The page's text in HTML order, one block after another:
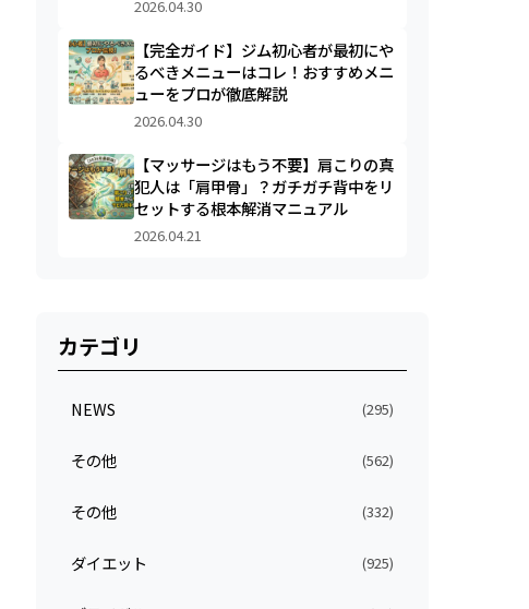
2026.04.30
【完全ガイド】ジム初心者が最初にや
るべきメニューはコレ！おすすめメニ
ューをプロが徹底解説
2026.04.30
【マッサージはもう不要】肩こりの真
犯人は「肩甲骨」？ガチガチ背中をリ
セットする根本解消マニュアル
2026.04.21
カテゴリ
NEWS (295)
その他 (562)
その他 (332)
ダイエット (925)